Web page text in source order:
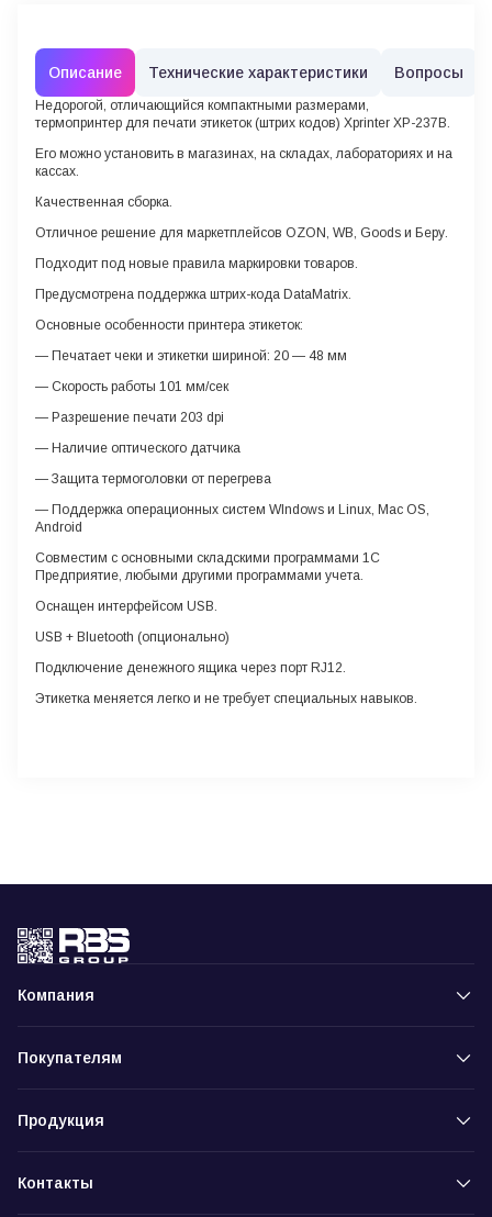
Описание Технические характеристики Вопросы
Недорогой, отличающийся компактными размерами,
термопринтер для печати этикеток (штрих кодов) Xprinter XP-237B.
Его можно установить в магазинах, на складах, лабораториях и на
кассах.
Качественная сборка.
Отличное решение для маркетплейсов OZON, WB, Goods и Беру.
Подходит под новые правила маркировки товаров.
Предусмотрена поддержка штрих-кода DataMatrix.
Основные особенности принтера этикеток:
— Печатает чеки и этикетки шириной: 20 — 48 мм
— Скорость работы 101 мм/сек
— Разрешение печати 203 dрi
— Наличие оптического датчика
— Защита термоголовки от перегрева
— Поддержка операционных систем WIndows и Linux, Mac OS,
Android
Совместим с основными складскими программами 1С
Предприятие, любыми другими программами учета.
Оснащен интерфейсом USB.
USB + Bluetooth (опционально)
Подключение денежного ящика через порт RJ12.
Этикетка меняется легко и не требует специальных навыков.
Компания
Покупателям
Продукция
Контакты